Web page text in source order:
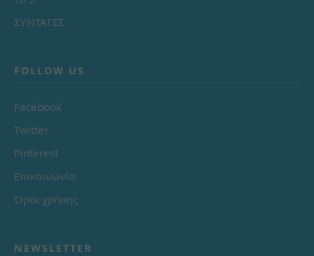
ΣΥΝΤΑΓΕΣ
FOLLOW US
Facebook
Twitter
Pinterest
Επικοινωνία
Όροι χρήσης
NEWSLETTER